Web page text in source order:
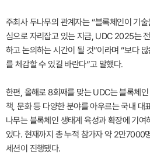
주최사 두나무의 관계자는 “블록체인이 기
심으로 자리잡고 있는 지금, UDC 2025는
하고 논의하는 시간이 될 것”이라며 “보다
를 체감할 수 있길 바란다”고 말했다.
한편, 올해로 8회째를 맞는 UDC는 블록체
책, 문화 등 다양한 분야를 아우르는 국내 대
나무는 블록체인 생태계 육성과 확장에 기
있다. 현재까지 총 누적 참가자 약 2만7000
세션이 진행됐다.